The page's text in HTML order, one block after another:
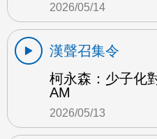
2026/05/14
漢聲召集令
柯永森：少子化
AM
2026/05/13